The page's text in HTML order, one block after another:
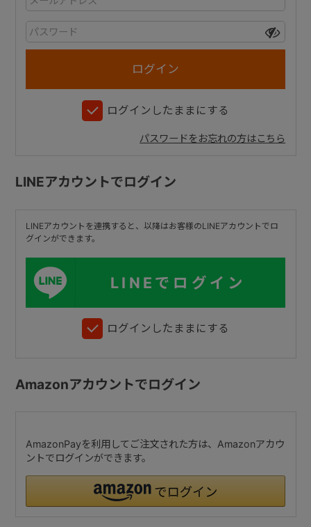
ログインしたままにする
パスワードをお忘れの方はこちら
LINEアカウントでログイン
LINEアカウントを連携すると、以降はお客様のLINEアカウントでロ
グインができます。
LINEでログイン
ログインしたままにする
Amazonアカウントでログイン
AmazonPayを利用してご注文された方は、Amazonアカウ
ントでログインができます。